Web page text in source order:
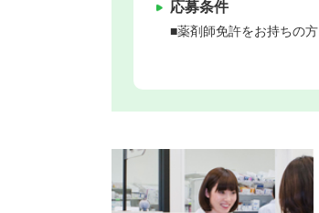
応募条件
■薬剤師免許をお持ちの方